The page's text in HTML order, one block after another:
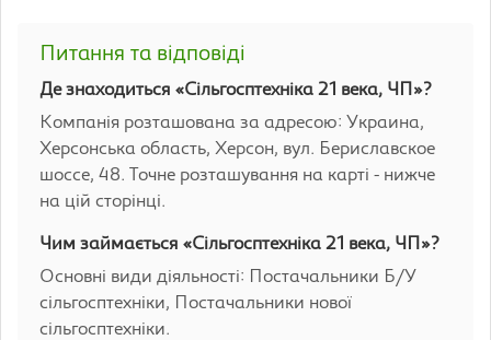
Питання та відповіді
Де знаходиться «Сільгосптехніка 21 века, ЧП»?
Компанія розташована за адресою: Украина,
Херсонська область, Херсон, вул. Бериславское
шоссе, 48. Точне розташування на карті - нижче
на цій сторінці.
Чим займається «Сільгосптехніка 21 века, ЧП»?
Основні види діяльності: Постачальники Б/У
сільгосптехніки, Постачальники нової
сільгосптехніки.